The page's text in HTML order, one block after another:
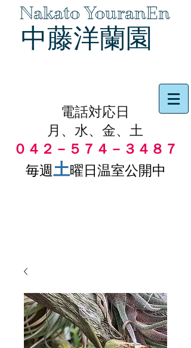
Nakato YouranEn
中藤洋蘭園
電話対応日
月、水、金、土
０４２－５７４－３４８７
毎週土曜日温室公開中